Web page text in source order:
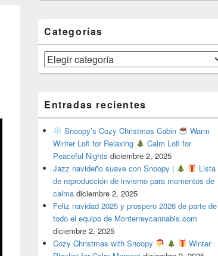
Categorías
Categorías
Entradas recientes
Snoopy’s Cozy Christmas Cabin
Warm
Winter Lofi for Relaxing
Calm Lofi for
Peaceful Nights diciembre 2, 2025
Jazz navideño suave con Snoopy |
Lista
de reproducción de invierno para momentos de
calma diciembre 2, 2025
Feliz navidad 2025 y prospero 2026 de parte de
todo el equipo de Monterreycannabis.com
diciembre 2, 2025
Cozy Christmas with Snoopy
Winter